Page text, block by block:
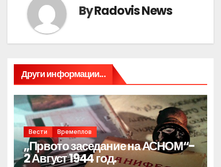
ByRadovis News
Други информации...
Вести Времеплов
„Првото заседание на АСНОМ“-
2 Август 1944 год.